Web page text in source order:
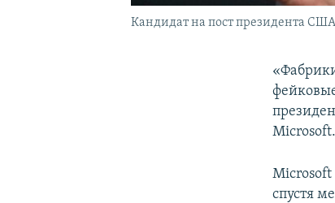
Кандидат на пост президента
Microsoft.
Microsoft
спустя